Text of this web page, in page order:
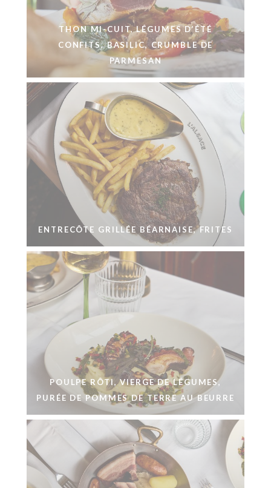
THON MI-CUIT, LÉGUMES D’ÉTÉ
CONFITS, BASILIC, CRUMBLE DE
PARMESAN
ENTRECÔTE GRILLÉE BÉARNAISE, FRITES
POULPE RÔTI, VIERGE DE LÉGUMES,
PURÉE DE POMMES DE TERRE AU BEURRE